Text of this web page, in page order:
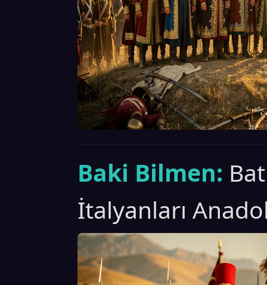
Baki Bilmen:
İtalyanları